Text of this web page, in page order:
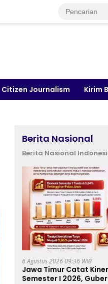
Citizen Journalism Kirim
Berita Nasional
Berita Nasional
6 Agustus 2026 09:36 WIB
Jawa Timur Catat
Semester I 2026,